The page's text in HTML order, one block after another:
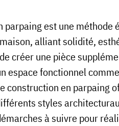
parpaing est une
alliant solidité,
créer une pièce
espace fonctionnel
construction en parpaing
styles
à suivre pour